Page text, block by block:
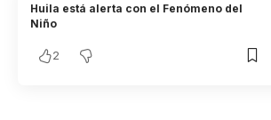
Huila está alerta con el Fenómeno del
Niño
2